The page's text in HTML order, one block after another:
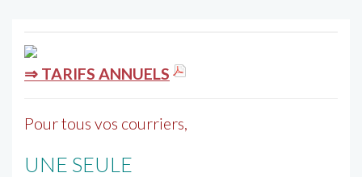
⇒ TARIFS ANNUELS
Pour tous vos courriers,
UNE SEULE